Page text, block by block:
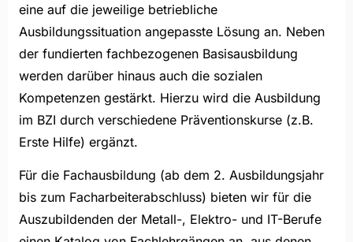
eine auf die jeweilige betriebliche
Ausbildungssituation angepasste Lösung an. Neben
der fundierten fachbezogenen Basisausbildung
werden darüber hinaus auch die sozialen
Kompetenzen gestärkt. Hierzu wird die Ausbildung
im BZI durch verschiedene Präventionskurse (z.B.
Erste Hilfe) ergänzt.
Für die Fachausbildung (ab dem 2. Ausbildungsjahr
bis zum Facharbeiterabschluss) bieten wir für die
Auszubildenden der Metall-, Elektro- und IT-Berufe